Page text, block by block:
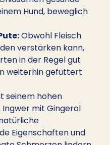
Hund, beweglich
Obwohl Fleisch
verstärken kann,
in der Regel gut
weiterhin gefüttert
seinem hohen
mit Gingerol
Eigenschaften und